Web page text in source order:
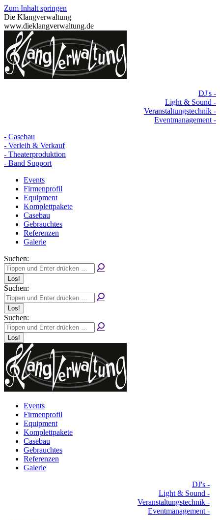
Zum Inhalt springen
Die Klangverwaltung
www.dieklangverwaltung.de
DJ's -
Light & Sound -
Veranstaltungstechnik -
Eventmanagement -
- Casebau
- Verleih & Verkauf
- Theaterproduktion
- Band Support
Events
Firmenprofil
Equipment
Komplettpakete
Casebau
Gebrauchtes
Referenzen
Galerie
Suchen:
Suchen:
Suchen:
Events
Firmenprofil
Equipment
Komplettpakete
Casebau
Gebrauchtes
Referenzen
Galerie
DJ's -
Light & Sound -
Veranstaltungstechnik -
Eventmanagement -